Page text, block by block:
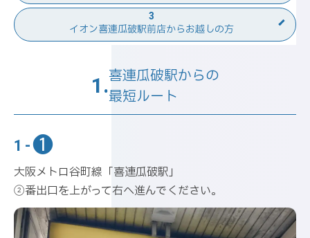
3
イオン喜連瓜破駅前店からお越しの方
1.喜連瓜破駅からの
最短ルート
1-❶
大阪メトロ谷町線「喜連瓜破駅」
②番出口を上がって右へ進んでください。